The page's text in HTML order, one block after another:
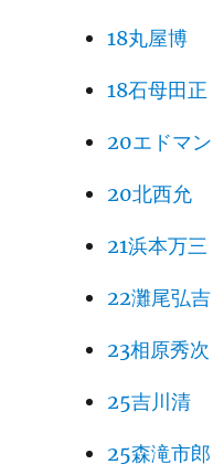
18丸屋博
18石母田正
20エドマ
20北西允
21浜本万三
22灘尾弘吉
23相原秀次
25吉川清
25森滝市郎